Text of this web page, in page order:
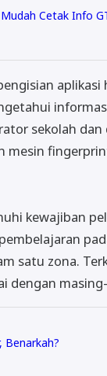
Cetak Info
aplikasi
sekolah dan
mesin
kewajiban
satu zona.
dengan
Benarkah?